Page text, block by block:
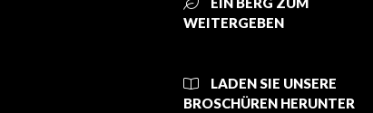
WEITERGEBEN
LADEN SIE UNSERE
BROSCHÜREN HERUNTER